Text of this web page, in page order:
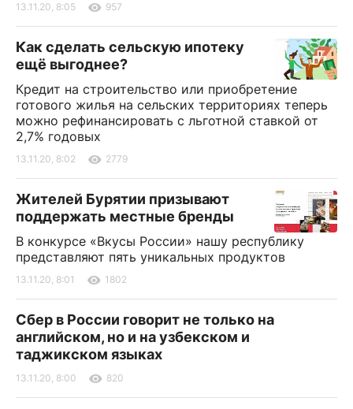
13.11.20, 8:05 957
Как сделать сельскую ипотеку
ещё выгоднее?
Кредит на строительство или приобретение
готового жилья на сельских территориях теперь
можно рефинансировать с льготной ставкой от
2,7% годовых
13.11.20, 8:02 2779
Жителей Бурятии призывают
поддержать местные бренды
В конкурсе «Вкусы России» нашу республику
представляют пять уникальных продуктов
13.11.20, 8:01 1802
Сбер в России говорит не только на
английском, но и на узбекском и
таджикском языках
13.11.20, 8:00 820